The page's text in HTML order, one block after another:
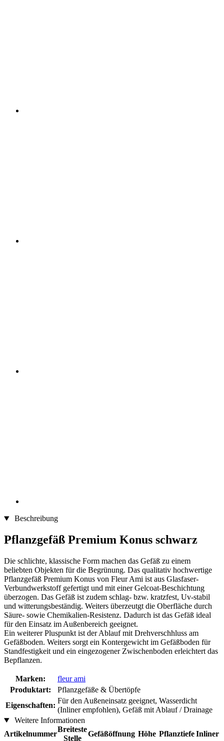
Beschreibung
Pflanzgefäß Premium Konus schwarz
Die schlichte, klassische Form machen das Gefäß zu einem
beliebten Objekten für die Begrünung. Das qualitativ hochwertige
Pflanzgefäß Premium Konus von Fleur Ami ist aus Glasfaser-
Verbundwerkstoff gefertigt und mit einer Gelcoat-Beschichtung
überzogen. Das Gefäß ist zudem schlag- bzw. kratzfest, Uv-stabil
und witterungsbeständig. Weiters überzeutgt die Oberfläche durch
Säure- sowie Chemikalien-Resistenz. Dadurch ist das Gefäß ideal
für den Einsatz im Außenbereich geeignet.
Ein weiterer Pluspunkt ist der Ablauf mit Drehverschhluss am
Gefäßboden. Weiters sorgt ein Kontergewicht im Gefäßboden für
Standfestigkeit und ein eingezogener Zwischenboden erleichtert das
Bepflanzen.
Marken:
fleur ami
Produktart:
Pflanzgefäße & Übertöpfe
Eigenschaften:
Für den Außeneinsatz geeignet, Wasserdicht
(Inliner empfohlen), Gefäß mit Ablauf / Drainage
Weitere Informationen
Artikelnummer
Breiteste
Stelle
Gefäßöffnung Höhe PflanztiefeInliner